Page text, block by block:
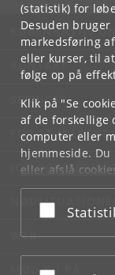
(statistik) for
Desuden
markedsføring
eller kurser, til
følge op på
Klik på "Se
af de forskellige
computer eller
hjemmeside.
eller afslå
underCookie-
bunden af hver
Acceptér
KØBENHAVNS
KONTAKT
SERVICES
FOR
JOB OG
NØDSITUATIONER
WEB
MØD KU PÅ